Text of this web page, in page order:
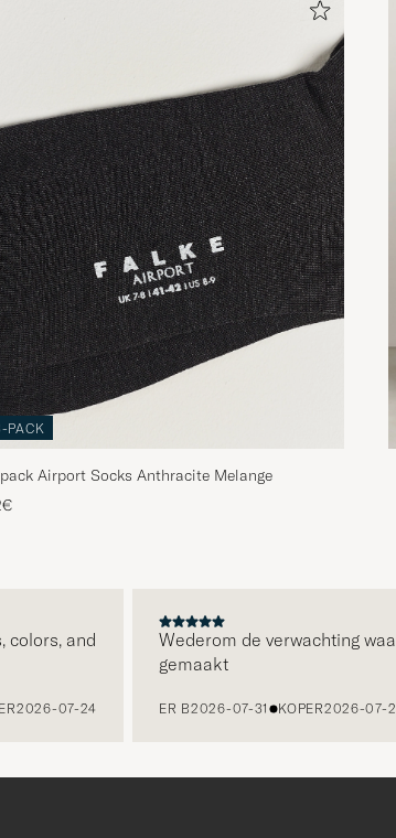
PACK
Airport Socks Anthracite Melange
and
07-24
Wederom de verwachting waar
gemaakt
ER B2026-07-31 KOPER2026-07-22